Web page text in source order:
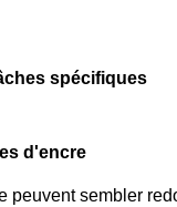
spécifiques
d'encre
peuvent sembler